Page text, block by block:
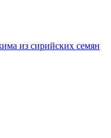
из сирийских семян